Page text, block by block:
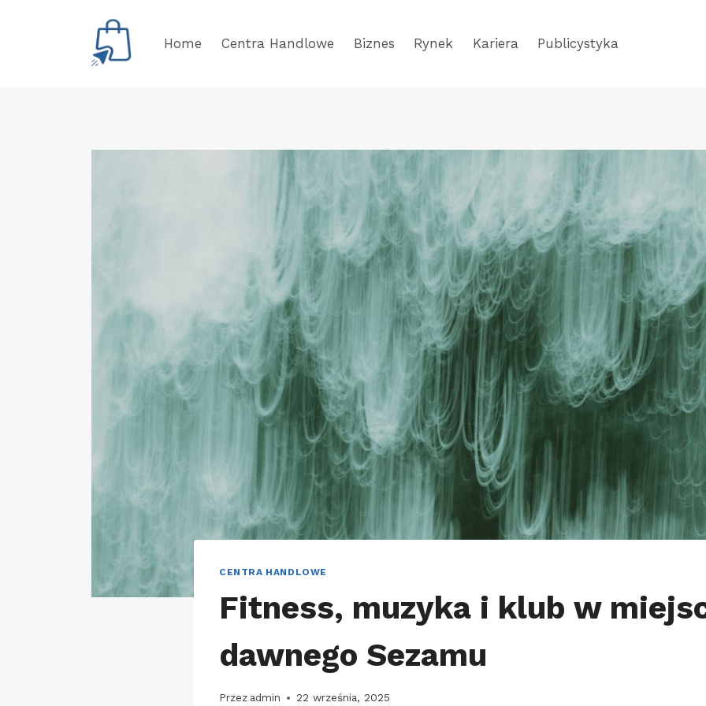
Home Centra Handlowe Biznes Rynek Kariera Publicystyka
CENTRA HANDLOWE
Fitness, muzyka i klub w
dawnego Sezamu
Przez admin 22 września, 2025